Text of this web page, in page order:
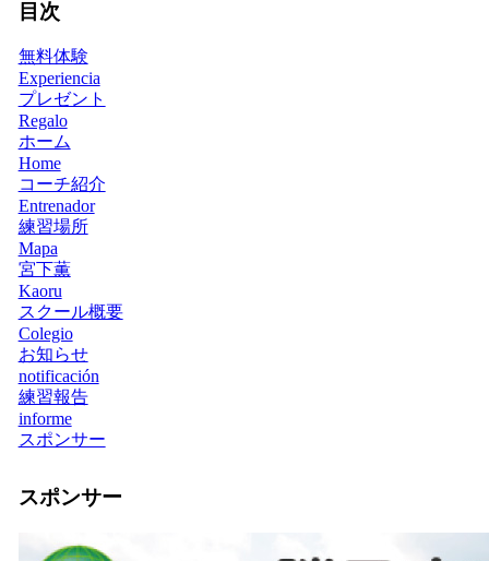
目次
無料体験
Experiencia
プレゼント
Regalo
ホーム
Home
コーチ紹介
Entrenador
練習場所
Mapa
宮下薫
Kaoru
スクール概要
Colegio
お知らせ
notificación
練習報告
informe
スポンサー
スポンサー